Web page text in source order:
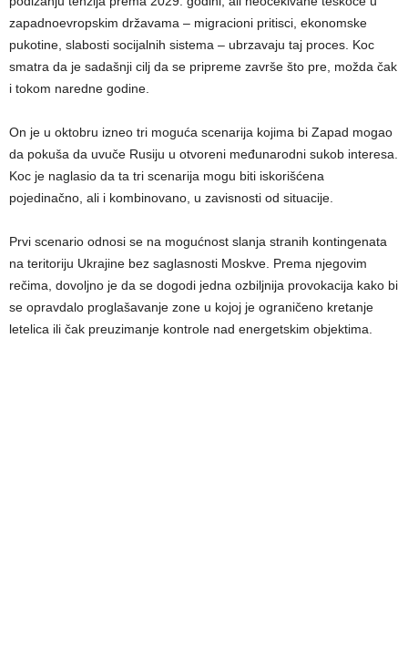
zapadnoevropskim državama – migracioni pritisci, ekonomske
pukotine, slabosti socijalnih sistema – ubrzavaju taj proces. Koc
smatra da je sadašnji cilj da se pripreme završe što pre, možda čak
i tokom naredne godine.
On je u oktobru izneo tri moguća scenarija kojima bi Zapad mogao
da pokuša da uvuče Rusiju u otvoreni međunarodni sukob interesa.
Koc je naglasio da ta tri scenarija mogu biti iskorišćena
pojedinačno, ali i kombinovano, u zavisnosti od situacije.
Prvi scenario odnosi se na mogućnost slanja stranih kontingenata
na teritoriju Ukrajine bez saglasnosti Moskve. Prema njegovim
rečima, dovoljno je da se dogodi jedna ozbiljnija provokacija kako bi
se opravdalo proglašavanje zone u kojoj je ograničeno kretanje
letelica ili čak preuzimanje kontrole nad energetskim objektima.